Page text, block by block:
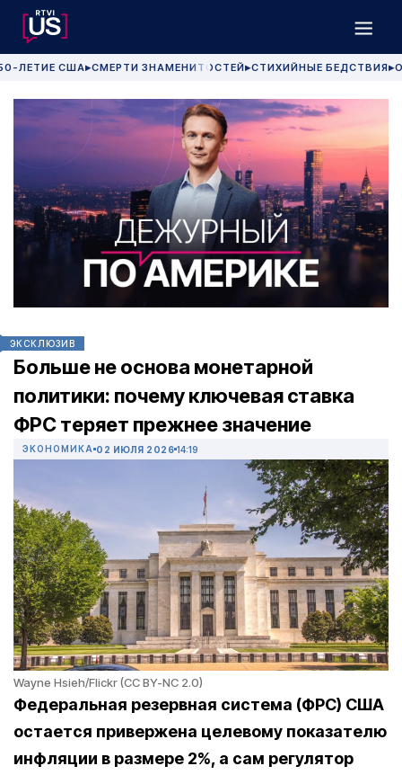
ЛЕТИЕ США▶СМЕРТИ ЗНАМЕНИТОСТЕЙ▶СТИХИЙНЫЕ БЕДСТВИЯ▶
ЭКСКЛЮЗИВ
Больше не основа монетарной
политики: почему ключевая ставка
ФРС теряет прежнее значение
ЭКОНОМИКА 02 ИЮЛЯ 2026 14:19
Wayne Hsieh/Flickr (CC BY-NC 2.0)
Федеральная резервная система (ФРС) США
остается привержена целевому показателю
инфляции в размере 2%, а сам регулятор